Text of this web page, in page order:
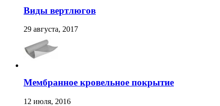
Виды вертлюгов
29 августа, 2017
Мембранное кровельное покрытие
12 июля, 2016